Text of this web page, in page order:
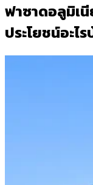
ฟาซาดอลูมิเนี
ประโยชน์อะไ